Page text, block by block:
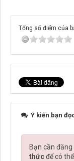
Tổng số điểm của
Ý kiến bạn
Bạn cần
thứcđể có